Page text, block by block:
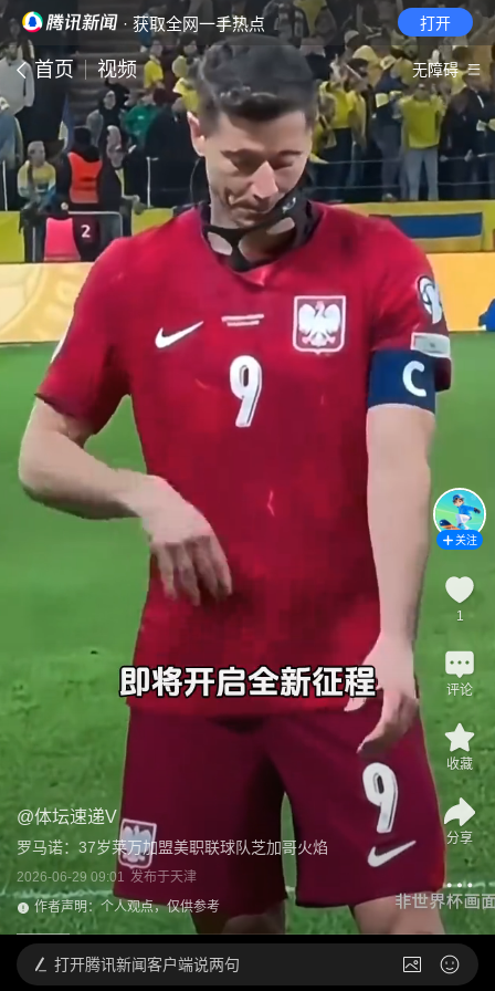
· 获取全网一手热点 打开
首页 视频 无障碍
@体坛速递V
罗马诺：37岁莱万加盟美职联球队芝加哥火焰
2026-06-29 09:01 发布于天津
作者声明：个人观点，仅供参考
关注
1
评论
收藏
分享
打开腾讯新闻客户端说两句